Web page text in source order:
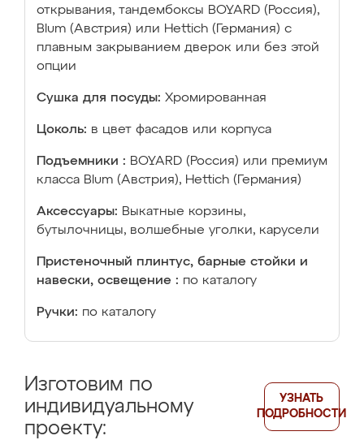
открывания, тандембоксы BOYARD (Россия),
Blum (Австрия) или Hettich (Германия) с
плавным закрыванием дверок или без этой
опции
Сушка для посуды: Хромированная
Цоколь: в цвет фасадов или корпуса
Подъемники : BOYARD (Россия) или премиум
класса Blum (Австрия), Hettich (Германия)
Аксессуары: Выкатные корзины,
бутылочницы, волшебные уголки, карусели
Пристеночный плинтус, барные стойки и
навески, освещение : по каталогу
Ручки: по каталогу
Изготовим по
индивидуальному
проекту:
УЗНАТЬ
ПОДРОБНОСТИ